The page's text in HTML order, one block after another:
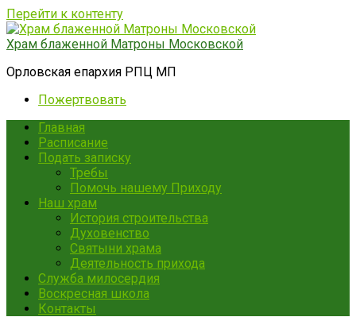
Перейти к контенту
Храм блаженной Матроны Московской
Орловская епархия РПЦ МП
Пожертвовать
Главная
Расписание
Подать записку
Требы
Помочь нашему Приходу
Наш храм
История строительства
Духовенство
Святыни храма
Деятельность прихода
Служба милосердия
Воскресная школа
Контакты